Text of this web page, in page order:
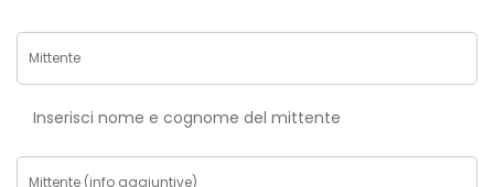
Inserisci nome e cognome del mittente